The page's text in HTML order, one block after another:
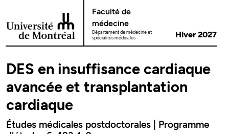
Faculté de
médecine
Département de médecine et
spécialités médicales
Hiver 2027
DES en insuffisance cardiaque
avancée et transplantation
cardiaque
Études médicales postdoctorales | Programme